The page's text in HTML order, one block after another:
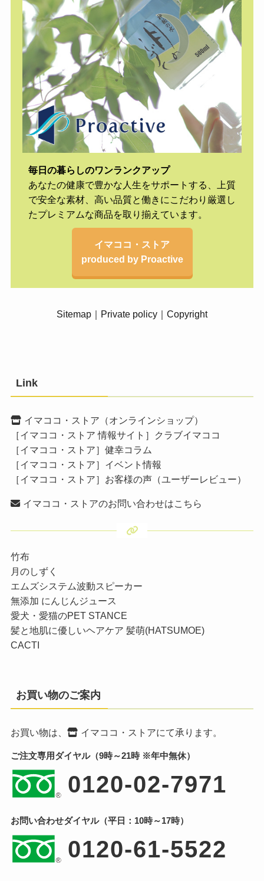
毎日の暮らしのワンランクアップ
あなたの健康で豊かな人生をサポートする、上質
で安全な素材、高い品質と働きにこだわり厳選し
たプレミアムな商品を取り揃えています。
イマココ・ストア
produced by Proactive
Sitemap Private policy Copyright
Link
イマココ・ストア（オンラインショップ）
［イマココ・ストア 情報サイト］クラブイマココ
［イマココ・ストア］健幸コラム
［イマココ・ストア］イベント情報
［イマココ・ストア］お客様の声（ユーザーレビュー）
イマココ・ストアのお問い合わせはこちら
竹布
月のしずく
エムズシステム波動スピーカー
無添加 にんじんジュース
愛犬・愛猫のPET STANCE
髪と地肌に優しいヘアケア 髪萌(HATSUMOE)
CACTI
お買い物のご案内
お買い物は、 イマココ・ストアにて承ります。
ご注文専用ダイヤル（9時～21時 ※年中無休）
0120-02-7971
お問い合わせダイヤル（平日：10時～17時）
0120-61-5522